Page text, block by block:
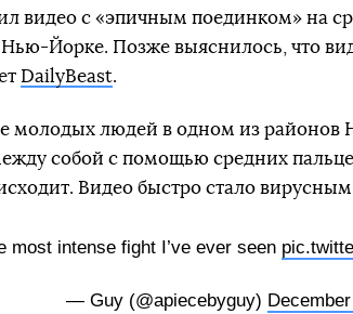
видео с «эпичным поединком» на
Йорке. Позже выяснилось, что
DailyBeast.
молодых людей в одном из
собой с помощью средних
Видео быстро стало
most intense fight I’ve ever seen
— Guy (@apiecebyguy)